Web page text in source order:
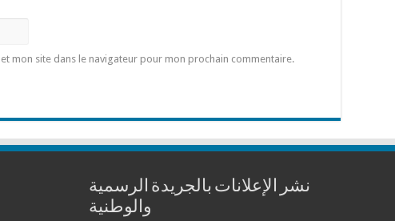
mon site dans le navigateur pour mon prochain commentaire.
نشر الإعلانات بالجريدة الرسمية
والوطنية